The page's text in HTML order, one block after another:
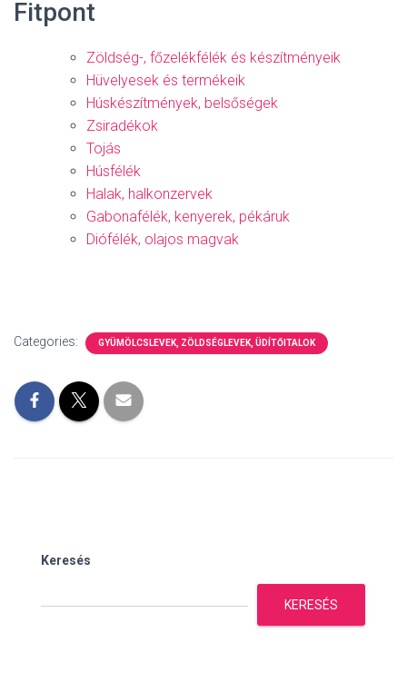
Fitpont
Zöldség-, főzelékfélék és készítményeik
Hüvelyesek és termékeik
Húskészítmények, belsőségek
Zsiradékok
Tojás
Húsfélék
Halak, halkonzervek
Gabonafélék, kenyerek, pékáruk
Diófélék, olajos magvak
Categories: GYÜMÖLCSLEVEK, ZÖLDSÉGLEVEK, ÜDÍTŐITALOK
Keresés
KERESÉS